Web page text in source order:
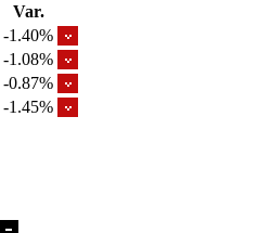
Var.
-1.40%
-1.08%
-0.87%
-1.45%